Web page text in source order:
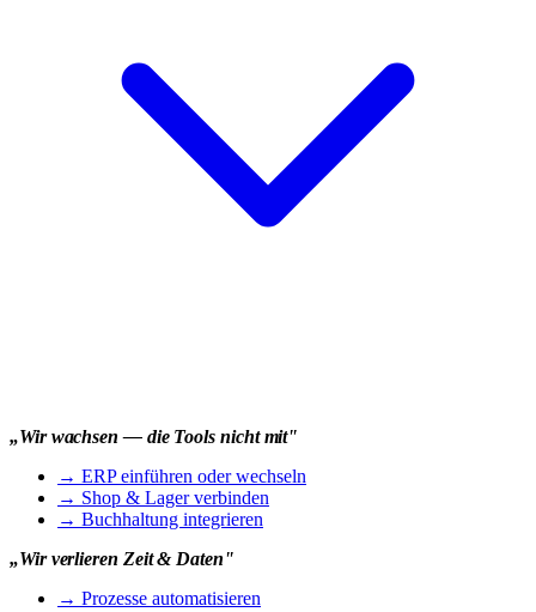
„Wir wachsen — die Tools nicht mit"
→ ERP einführen oder wechseln
→ Shop & Lager verbinden
→ Buchhaltung integrieren
„Wir verlieren Zeit & Daten"
→ Prozesse automatisieren